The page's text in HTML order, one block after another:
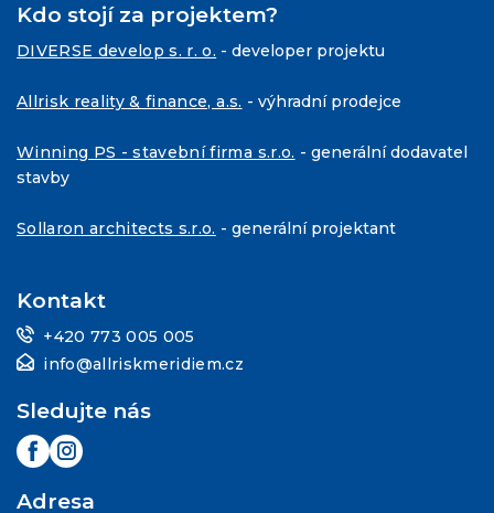
Kdo stojí za projektem?
DIVERSE develop s. r. o. - developer projektu
Allrisk reality & finance, a.s. - výhradní prodejce
Winning PS - stavební firma s.r.o. - generální dodavatel
stavby
Sollaron architects s.r.o. - generální projektant
Kontakt
+420 773 005 005
info@allriskmeridiem.cz
Sledujte nás
Adresa